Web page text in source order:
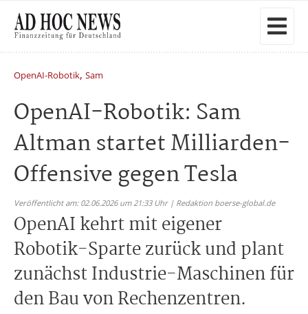
OpenAI-Robotik, Sam
OpenAI-Robotik: Sam
Altman startet Milliarden-
Offensive gegen Tesla
Veröffentlicht am: 02.06.2026 um 21:33 Uhr | Redaktion boerse-global.de
OpenAI kehrt mit eigener
Robotik-Sparte zurück und plant
zunächst Industrie-Maschinen für
den Bau von Rechenzentren.